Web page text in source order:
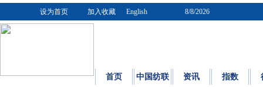
设为首页 加入收藏 English 8/8/2026
首页 中国纺联 资讯 指数